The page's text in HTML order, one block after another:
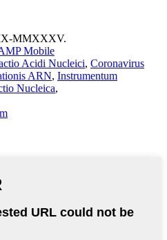
MMXXXV.
Mobile
Acidi Nucleici, Coronavirus
ARN, Instrumentum
Nucleica,